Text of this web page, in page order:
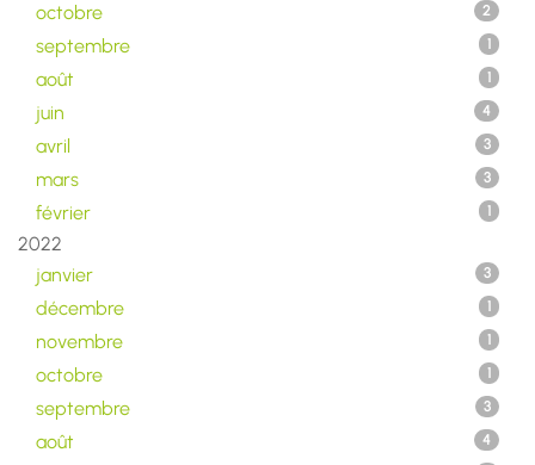
octobre 2
septembre 1
août 1
juin 4
avril 3
mars 3
février 1
2022
janvier
3
décembre 1
novembre 1
octobre 1
septembre 3
août 4